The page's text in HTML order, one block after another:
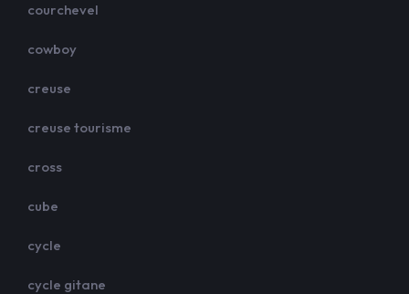
courchevel
cowboy
creuse
creuse tourisme
cross
cube
cycle
cycle gitane